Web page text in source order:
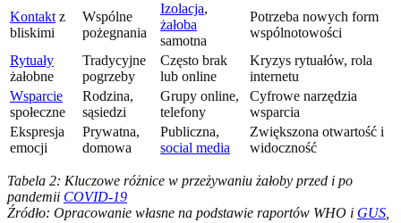
Kontakt z
bliskimi
Wspólne
pożegnania
Izolacja,
żałoba
samotna
Potrzeba nowych form
wspólnotowości
Rytuały
żałobne
Tradycyjne
pogrzeby
Często brak
lub online
Kryzys rytuałów, rola
internetu
Wsparcie
społeczne
Rodzina,
sąsiedzi
Grupy online,
telefony
Cyfrowe narzędzia
wsparcia
Ekspresja
emocji
Prywatna,
domowa
Publiczna,
social media
Zwiększona otwartość i
widoczność
Tabela 2: Kluczowe różnice w przeżywaniu żałoby przed i po
pandemii COVID-19
Źródło: Opracowanie własne na podstawie raportów WHO i GUS